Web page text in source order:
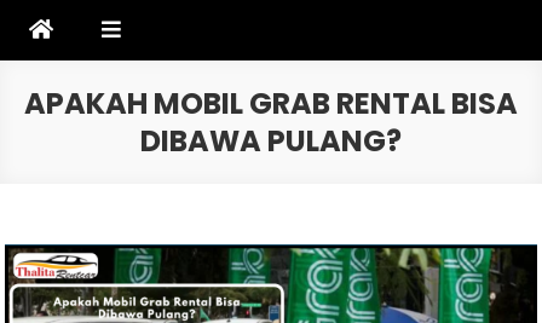
APAKAH MOBIL GRAB RENTAL BISA
DIBAWA PULANG?